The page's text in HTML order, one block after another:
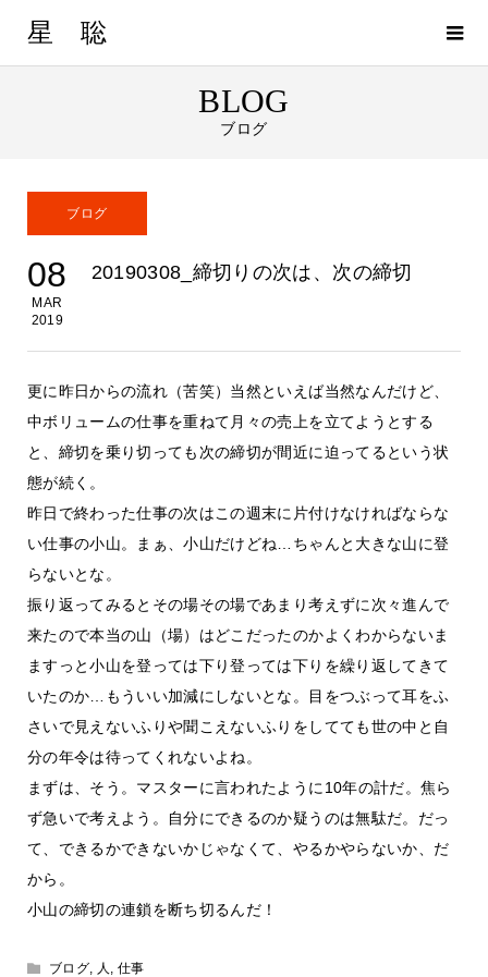
星 聡
BLOG
ブログ
ブログ
08
MAR
2019
20190308_締切りの次は、次の締切
更に昨日からの流れ（苦笑）当然といえば当然なんだけど、
中ボリュームの仕事を重ねて月々の売上を立てようとする
と、締切を乗り切っても次の締切が間近に迫ってるという状
態が続く。
昨日で終わった仕事の次はこの週末に片付けなければならな
い仕事の小山。まぁ、小山だけどね…ちゃんと大きな山に登
らないとな。
振り返ってみるとその場その場であまり考えずに次々進んで
来たので本当の山（場）はどこだったのかよくわからないま
ますっと小山を登っては下り登っては下りを繰り返してきて
いたのか…もういい加減にしないとな。目をつぶって耳をふ
さいで見えないふりや聞こえないふりをしてても世の中と自
分の年令は待ってくれないよね。
まずは、そう。マスターに言われたように10年の計だ。焦ら
ず急いで考えよう。自分にできるのか疑うのは無駄だ。だっ
て、できるかできないかじゃなくて、やるかやらないか、だ
から。
小山の締切の連鎖を断ち切るんだ！
ブログ, 人 , 仕事